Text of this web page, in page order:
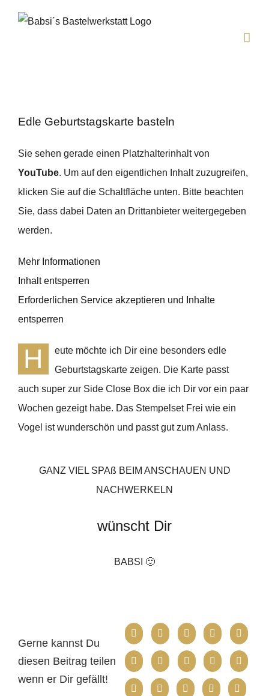
Edle Geburtstagskarte basteln
Sie sehen gerade einen Platzhalterinhalt von
YouTube. Um auf den eigentlichen Inhalt zuzugreifen,
klicken Sie auf die Schaltfläche unten. Bitte beachten
Sie, dass dabei Daten an Drittanbieter weitergegeben
werden.
Mehr Informationen
Inhalt entsperren
Erforderlichen Service akzeptieren und Inhalte
entsperren
H
eute möchte ich Dir eine besonders edle
Geburtstagskarte zeigen. Die Karte passt
auch super zur Side Close Box die ich Dir vor ein paar
Wochen gezeigt habe. Das Stempelset Frei wie ein
Vogel ist wunderschön und passt gut zum Anlass.
GANZ VIEL SPAß BEIM ANSCHAUEN UND
NACHWERKELN
wünscht Dir
BABSI 🙂
Gerne kannst Du
diesen Beitrag teilen
wenn er Dir gefällt!